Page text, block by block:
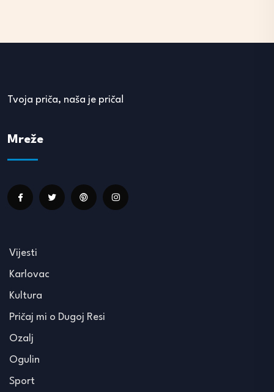
Tvoja priča, naša je priča!
Mreže
Vijesti
Karlovac
Kultura
Pričaj mi o Dugoj Resi
Ozalj
Ogulin
Sport